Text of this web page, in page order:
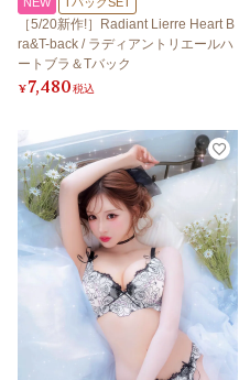
［5/20新作!］Radiant Lierre Heart B
ra&T-back / ラディアントリエールハ
ートブラ＆Tバック
¥7,480税込